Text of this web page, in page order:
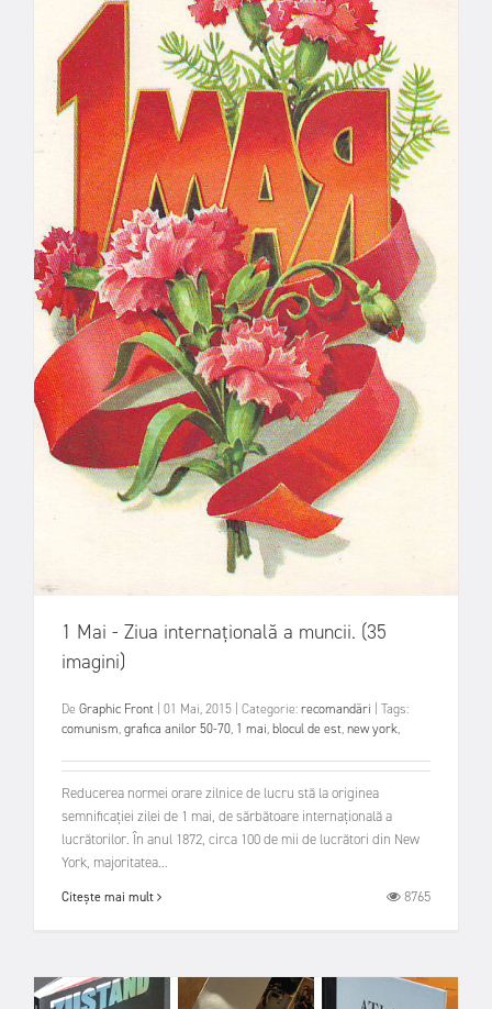
1 Mai - Ziua internațională a muncii. (35
imagini)
De Graphic Front 01 Mai, 2015 Categorie:recomandări
Tags:
comunism,grafica anilor 50-70, 1 mai,blocul de est,new york,
Reducerea normei orare zilnice de lucru stă la originea
semnificației zilei de 1 mai, de sărbătoare internațională a
lucrătorilor. În anul 1872, circa 100 de mii de lucrători din New
York, majoritatea...
Citește mai mult 8765